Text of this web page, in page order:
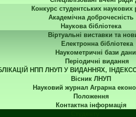
Конкурс студентських наукових
Академічна доброчесність
Наукова бібліотека
Віртуальні виставки та
Електронна бібліотека
Наукометричні бази
Періодичні видання
НПП ЛНУП У ВИДАННЯХ,
Вісник ЛНУП
Науковий журнал Аграрна
Положення
Контактна інформація